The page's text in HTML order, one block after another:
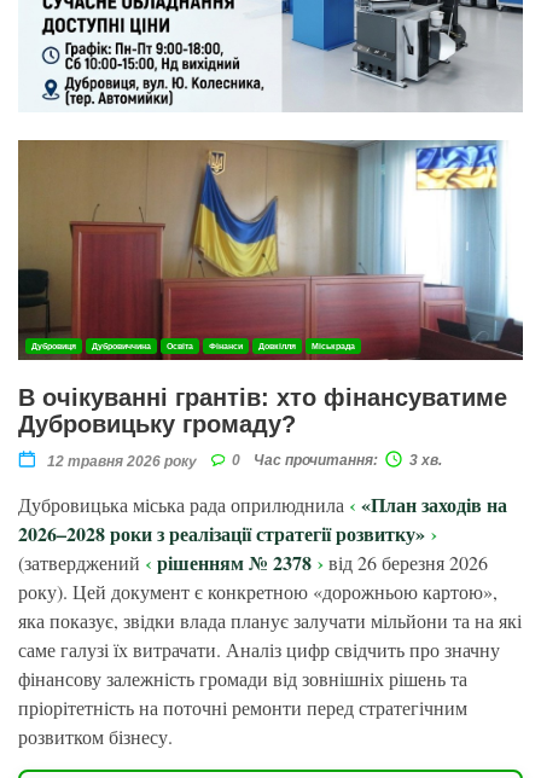
Дубровиця Дубровиччина Освіта Фінанси Довкілля Міськрада
В очікуванні грантів: хто фінансуватиме
Дубровицьку громаду?
12 травня 2026 року 0 Час прочитання: 3 хв.
Дубровицька міська рада оприлюднила
«План заходів на
2026–2028 роки з реалізації стратегії розвитку»
(затверджений рішенням № 2378
від 26 березня 2026
року). Цей документ є конкретною «дорожньою картою»,
яка показує, звідки влада планує залучати мільйони та на які
саме галузі їх витрачати. Аналіз цифр свідчить про значну
фінансову залежність громади від зовнішніх рішень та
пріорітетність на поточні ремонти перед стратегічним
розвитком бізнесу.